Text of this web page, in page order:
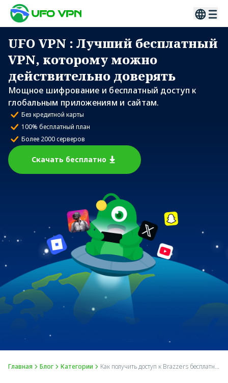
UFO VPN : Лучший бесплатный
VPN, которому можно
действительно доверять
Мощное шифрование и бесплатный доступ к
глобальным приложениям и сайтам.
Без кредитной карты
100% бесплатный план
Более 2000 серверов
Скачать бесплатно
Главная Блог Категории Как получить доступ к Brazzers бесплатно[ Бонусные инструменты]